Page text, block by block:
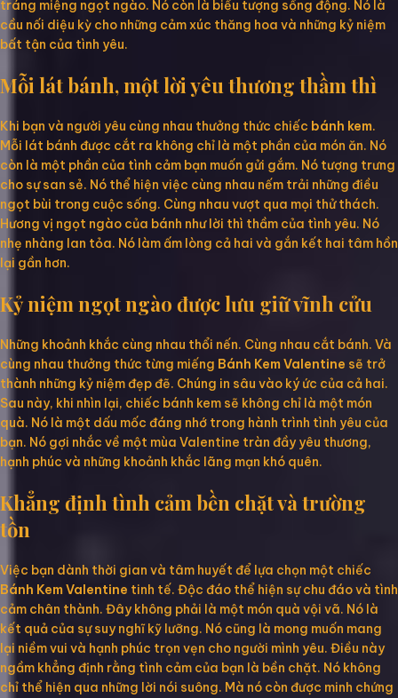
tráng miệng ngọt ngào. Nó còn là biểu tượng sống động. Nó là
cầu nối diệu kỳ cho những cảm xúc thăng hoa và những kỷ niệm
bất tận của tình yêu.
Mỗi lát bánh, một lời yêu thương thầm thì
Khi bạn và người yêu cùng nhau thưởng thức chiếc bánh kem.
Mỗi lát bánh được cắt ra không chỉ là một phần của món ăn. Nó
còn là một phần của tình cảm bạn muốn gửi gắm. Nó tượng trưng
cho sự san sẻ. Nó thể hiện việc cùng nhau nếm trải những điều
ngọt bùi trong cuộc sống. Cùng nhau vượt qua mọi thử thách.
Hương vị ngọt ngào của bánh như lời thì thầm của tình yêu. Nó
nhẹ nhàng lan tỏa. Nó làm ấm lòng cả hai và gắn kết hai tâm hồn
lại gần hơn.
Kỷ niệm ngọt ngào được lưu giữ vĩnh cửu
Những khoảnh khắc cùng nhau thổi nến. Cùng nhau cắt bánh. Và
cùng nhau thưởng thức từng miếng Bánh Kem Valentine sẽ trở
thành những kỷ niệm đẹp đẽ. Chúng in sâu vào ký ức của cả hai.
Sau này, khi nhìn lại, chiếc bánh kem sẽ không chỉ là một món
quà. Nó là một dấu mốc đáng nhớ trong hành trình tình yêu của
bạn. Nó gợi nhắc về một mùa Valentine tràn đầy yêu thương,
hạnh phúc và những khoảnh khắc lãng mạn khó quên.
Khẳng định tình cảm bền chặt và trường
tồn
Việc bạn dành thời gian và tâm huyết để lựa chọn một chiếc
Bánh Kem Valentine tinh tế. Độc đáo thể hiện sự chu đáo và tình
cảm chân thành. Đây không phải là một món quà vội vã. Nó là
kết quả của sự suy nghĩ kỹ lưỡng. Nó cũng là mong muốn mang
lại niềm vui và hạnh phúc trọn vẹn cho người mình yêu. Điều này
ngầm khẳng định rằng tình cảm của bạn là bền chặt. Nó không
chỉ thể hiện qua những lời nói suông. Mà nó còn được minh chứng